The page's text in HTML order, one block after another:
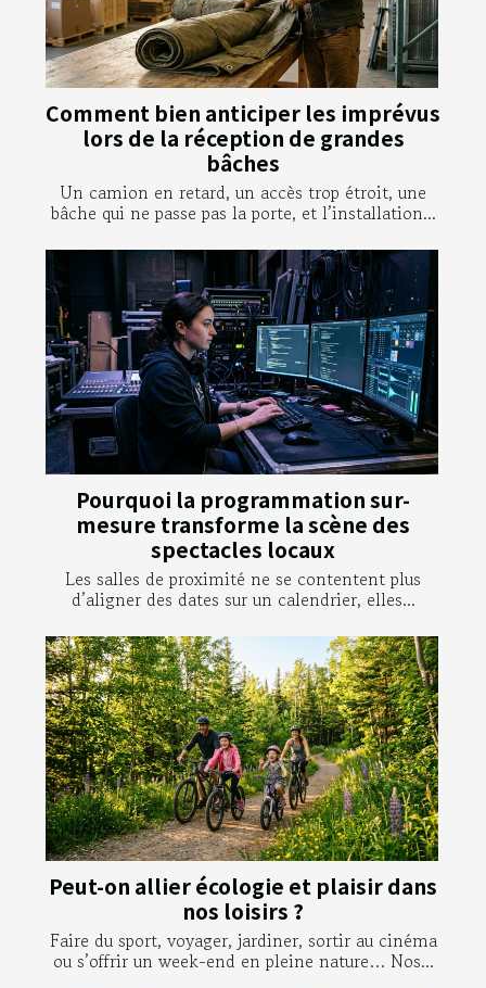
Comment bien anticiper les imprévus
lors de la réception de grandes
bâches
Un camion en retard, un accès trop étroit, une
bâche qui ne passe pas la porte, et l’installation...
Pourquoi la programmation sur-
mesure transforme la scène des
spectacles locaux
Les salles de proximité ne se contentent plus
d’aligner des dates sur un calendrier, elles...
Peut-on allier écologie et plaisir dans
nos loisirs ?
Faire du sport, voyager, jardiner, sortir au cinéma
ou s’offrir un week-end en pleine nature… Nos...